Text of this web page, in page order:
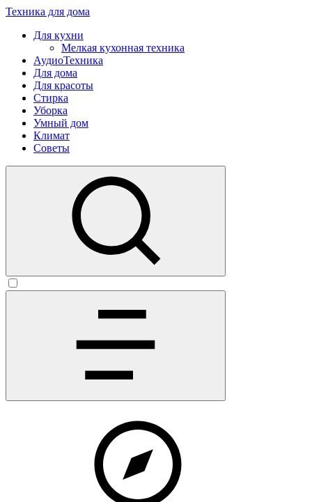
Техника для дома
Для кухни
Мелкая кухонная техника
АудиоТехника
Для дома
Для красоты
Стирка
Уборка
Умный дом
Климат
Советы